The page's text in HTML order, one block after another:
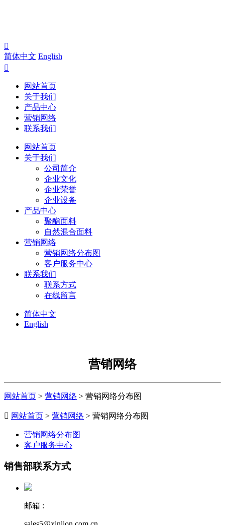

简体中文 English

网站首页
关于我们
产品中心
营销网络
联系我们
网站首页
关于我们
公司简介
企业文化
企业荣誉
企业设备
产品中心
聚酯面料
自然混合面料
营销网络
营销网络分布图
客户服务中心
联系我们
联系方式
在线留言
简体中文
English
营销网络
网站首页 > 营销网络 > 营销网络分布图
 网站首页 > 营销网络 > 营销网络分布图
营销网络分布图
客户服务中心
销售部联系方式
邮箱 :